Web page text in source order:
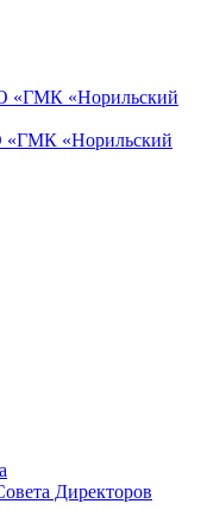
«ГМК «Норильский
«ГМК «Норильский
Директоров